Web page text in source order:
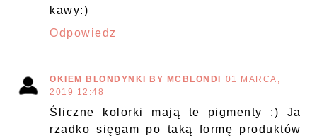
kawy:)
Odpowiedz
OKIEM BLONDYNKI BY MCBLONDI 01 MARCA,
2019 12:48
Śliczne kolorki mają te pigmenty :) Ja
rzadko sięgam po taką formę produktów